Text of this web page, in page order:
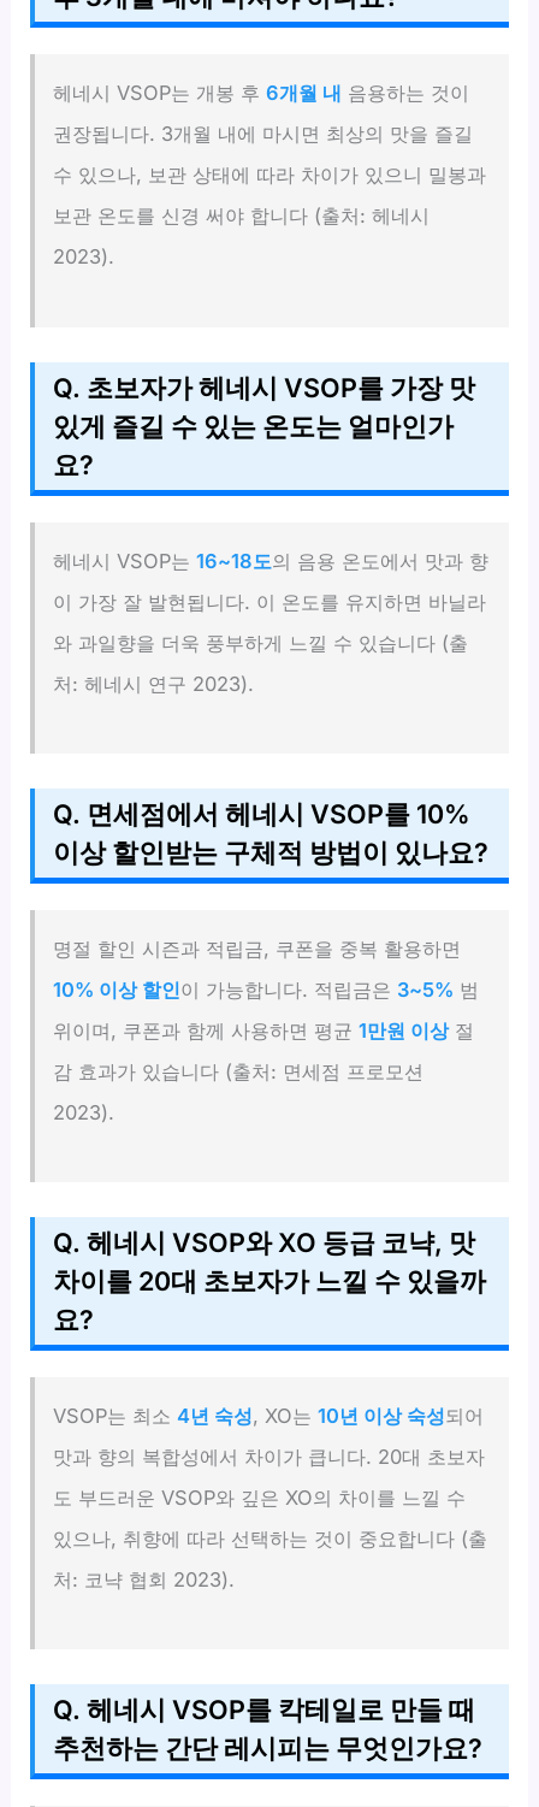
헤네시 VSOP는 개봉 후6개월 내 음용하는 것이
권장됩니다. 3개월 내에 마시면 최상의 맛을 즐길
수 있으나, 보관 상태에 따라 차이가 있으니 밀봉과
보관 온도를 신경 써야 합니다 (출처: 헤네시
2023).
Q. 초보자가 헤네시 VSOP를 가장 맛
있게 즐길 수 있는 온도는 얼마인가
요?
헤네시 VSOP는16~18도의 음용 온도에서 맛과 향
이 가장 잘 발현됩니다. 이 온도를 유지하면 바닐라
와 과일향을 더욱 풍부하게 느낄 수 있습니다 (출
처: 헤네시 연구 2023).
Q. 면세점에서 헤네시 VSOP를 10%
이상 할인받는 구체적 방법이 있나요?
명절 할인 시즌과 적립금, 쿠폰을 중복 활용하면
10% 이상 할인이 가능합니다. 적립금은 3~5% 범
위이며, 쿠폰과 함께 사용하면 평균1만원 이상절
감 효과가 있습니다 (출처: 면세점 프로모션
2023).
Q. 헤네시 VSOP와 XO 등급 코냑, 맛
차이를 20대 초보자가 느낄 수 있을까
요?
VSOP는 최소4년 숙성, XO는10년 이상 숙성되어
맛과 향의 복합성에서 차이가 큽니다. 20대 초보자
도 부드러운 VSOP와 깊은 XO의 차이를 느낄 수
있으나, 취향에 따라 선택하는 것이 중요합니다 (출
처: 코냑 협회 2023).
Q. 헤네시 VSOP를 칵테일로 만들 때
추천하는 간단 레시피는 무엇인가요?